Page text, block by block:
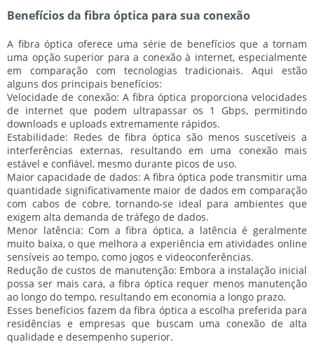
Benefícios da fibra óptica para sua conexão
A fibra óptica oferece uma série de benefícios que a tornam
uma opção superior para a conexão à internet, especialmente
em comparação com tecnologias tradicionais. Aqui estão
alguns dos principais benefícios:
Velocidade de conexão: A fibra óptica proporciona velocidades
de internet que podem ultrapassar os 1 Gbps, permitindo
downloads e uploads extremamente rápidos.
Estabilidade: Redes de fibra óptica são menos suscetíveis a
interferências externas, resultando em uma conexão mais
estável e confiável, mesmo durante picos de uso.
Maior capacidade de dados: A fibra óptica pode transmitir uma
quantidade significativamente maior de dados em comparação
com cabos de cobre, tornando-se ideal para ambientes que
exigem alta demanda de tráfego de dados.
Menor latência: Com a fibra óptica, a latência é geralmente
muito baixa, o que melhora a experiência em atividades online
sensíveis ao tempo, como jogos e videoconferências.
Redução de custos de manutenção: Embora a instalação inicial
possa ser mais cara, a fibra óptica requer menos manutenção
ao longo do tempo, resultando em economia a longo prazo.
Esses benefícios fazem da fibra óptica a escolha preferida para
residências e empresas que buscam uma conexão de alta
qualidade e desempenho superior.